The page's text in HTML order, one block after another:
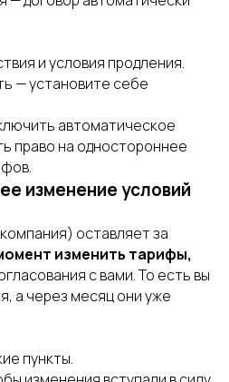
и условия продления.
— установите себе
автоматическое
право на одностороннее
изменение условий
оставляет за
изменить тарифы,
с вами. То есть вы
а через месяц они уже
пункты.